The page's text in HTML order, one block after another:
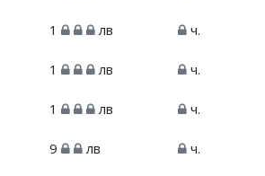
1 лв ч.
1 лв ч.
1 лв ч.
9 лв ч.